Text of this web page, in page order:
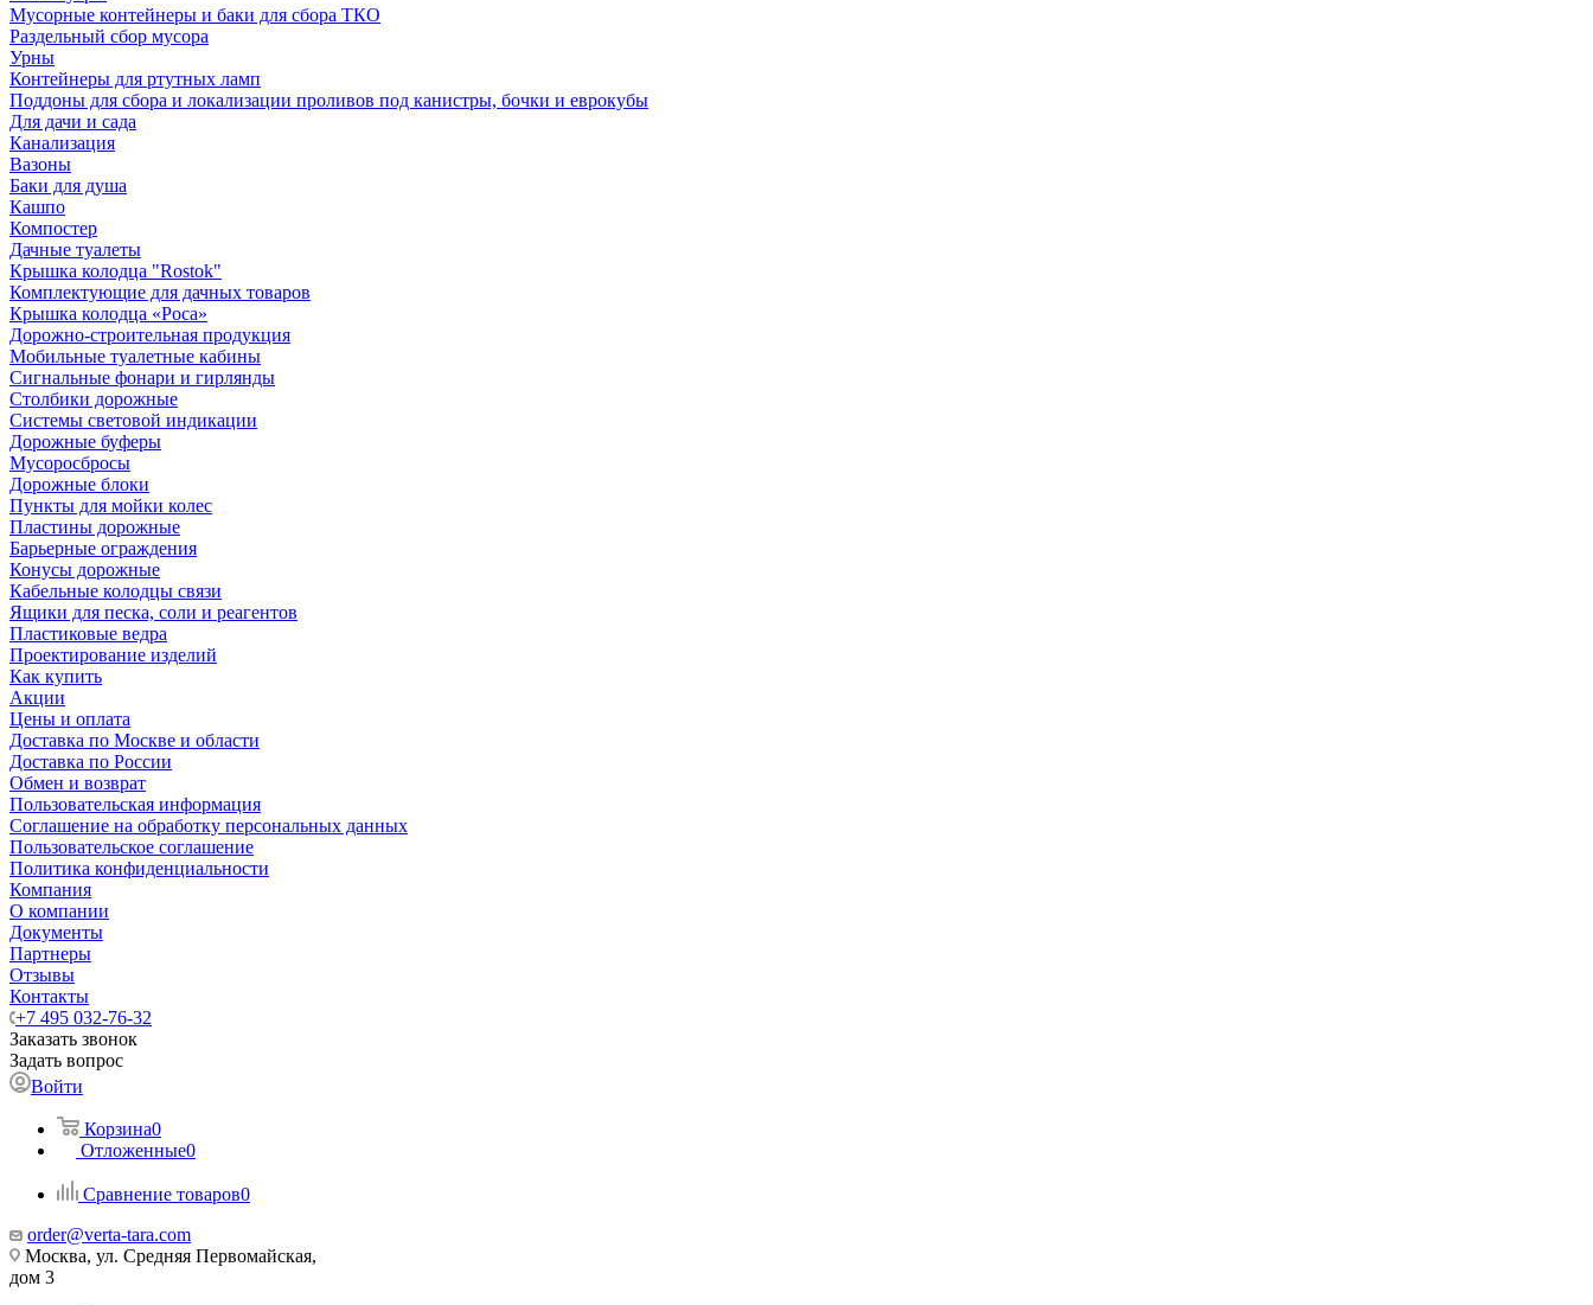
Мусорные контейнеры и баки для сбора ТКО
Раздельный сбор мусора
Урны
Контейнеры для ртутных ламп
Поддоны для сбора и локализации проливов под канистры, бочки и еврокубы
Для дачи и сада
Канализация
Вазоны
Баки для душа
Кашпо
Компостер
Дачные туалеты
Крышка колодца "Rostok"
Комплектующие для дачных товаров
Крышка колодца «Роса»
Дорожно-строительная продукция
Мобильные туалетные кабины
Сигнальные фонари и гирлянды
Столбики дорожные
Системы световой индикации
Дорожные буферы
Мусоросбросы
Дорожные блоки
Пункты для мойки колес
Пластины дорожные
Барьерные ограждения
Конусы дорожные
Кабельные колодцы связи
Ящики для песка, соли и реагентов
Пластиковые ведра
Проектирование изделий
Как купить
Акции
Цены и оплата
Доставка по Москве и области
Доставка по России
Обмен и возврат
Пользовательская информация
Соглашение на обработку персональных данных
Пользовательское соглашение
Политика конфиденциальности
Компания
О компании
Документы
Партнеры
Отзывы
Контакты
+7 495 032-76-32
Заказать звонок
Задать вопрос
Войти
Корзина0
Отложенные0
Сравнение товаров0
order@verta-tara.com
Москва, ул. Средняя Первомайская,
дом 3